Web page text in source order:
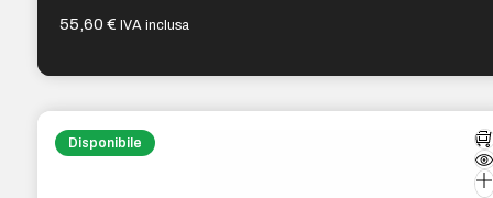
55,60€ IVA inclusa
Disponibile